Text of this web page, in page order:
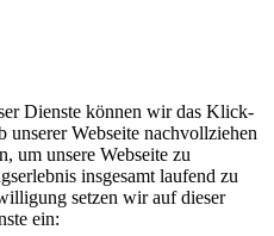
Dienste können wir das Klick-
unserer Webseite nachvollziehen
um unsere Webseite zu
insgesamt laufend zu
setzen wir auf dieser
ein: